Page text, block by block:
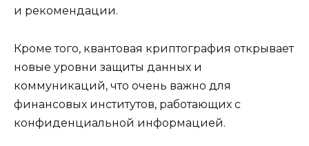
и рекомендации.
Кроме того, квантовая криптография открывает
новые уровни защиты данных и
коммуникаций, что очень важно для
финансовых институтов, работающих с
конфиденциальной информацией.